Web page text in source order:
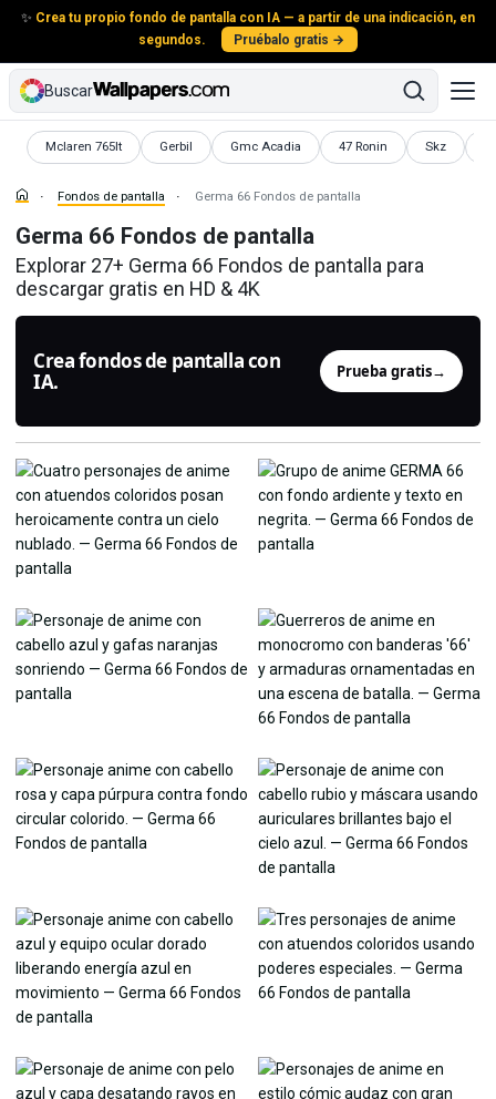
✨ Crea tu propio fondo de pantalla con IA — a partir de una indicación, en
segundos.
Pruébalo gratis →
Buscar
Mclaren 765lt
Fondos de pantalla Gerbil
Fondos de pantallaGmc Acadia
Fondos de pantalla 47 Ronin
Fondos de pantalla
Skz
Fondos de
Fondos de pantalla Germa 66 Fondos de pantalla
Germa 66 Fondos de pantalla
Explorar 27+ Germa 66 Fondos de pantalla para
descargar gratis en HD & 4K
Crea fondos de pantalla con
IA.
Prueba gratis→